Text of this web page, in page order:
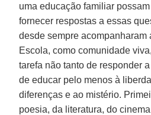
uma educação familiar
fornecer respostas a essas
desde sempre acompanharam
Escola, como comunidade
tarefa não tanto de responder
de educar pelo menos à
diferenças e ao mistério.
poesia, da literatura, do